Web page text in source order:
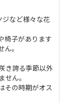
など様々な花
椅子があります
。
き誇る季節以外
ん。
その時期がオス